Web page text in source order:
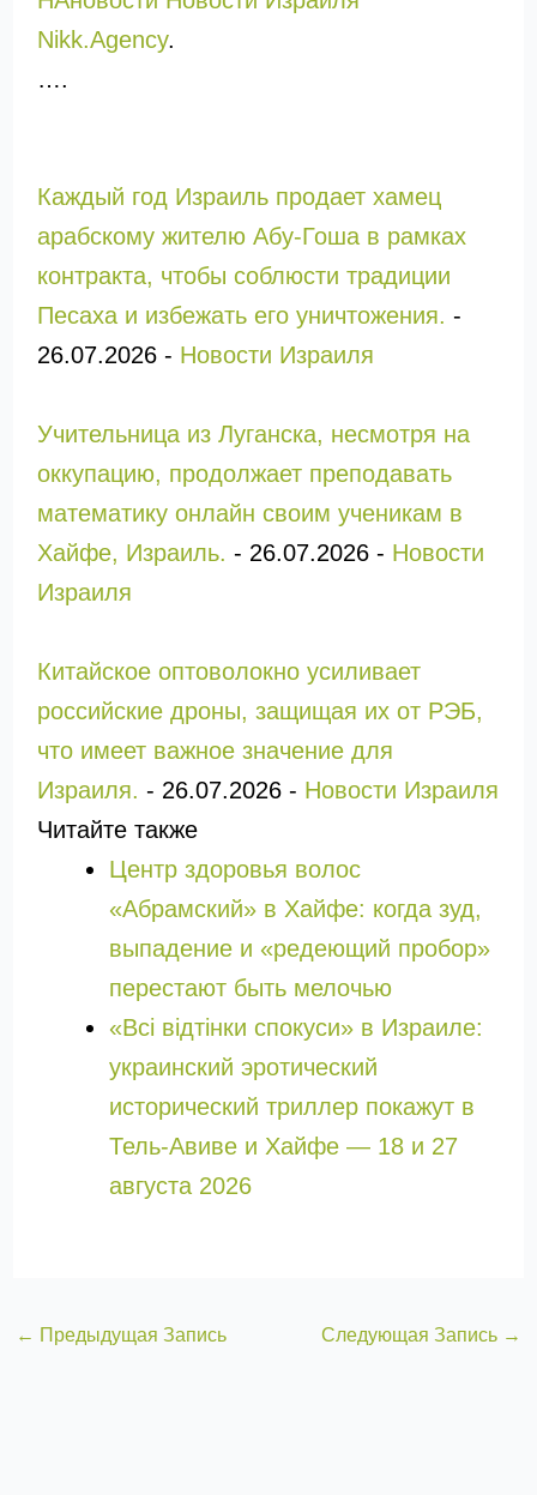
Nikk.Agency.
….
Каждый год Израиль продает хамец
арабскому жителю Абу-Гоша в рамках
контракта, чтобы соблюсти традиции
Песаха и избежать его уничтожения. -
26.07.2026- Новости Израиля
Учительница из Луганска, несмотря на
оккупацию, продолжает преподавать
математику онлайн своим ученикам в
Хайфе, Израиль. - 26.07.2026- Новости
Израиля
Китайское оптоволокно усиливает
российские дроны, защищая их от РЭБ,
что имеет важное значение для
Израиля. - 26.07.2026- Новости Израиля
Читайте также
Центр здоровья волос
«Абрaмский» в Хайфе: когда зуд,
выпадение и «редеющий пробор»
перестают быть мелочью
«Всі відтінки спокуси» в Израиле:
украинский эротический
исторический триллер покажут в
Тель-Авиве и Хайфе — 18 и 27
августа 2026
← Предыдущая Запись Следующая Запись →